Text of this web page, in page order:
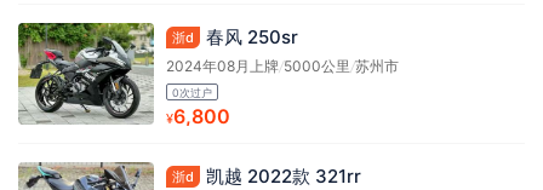
浙d 春风 250sr
2024年08月上牌/5000公里/苏州市
0次过户
¥6,800
浙d 凯越 2022款 321rr